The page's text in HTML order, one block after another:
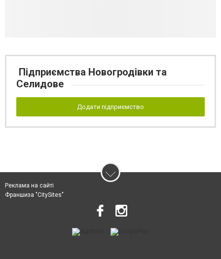
Підприємства Новогродівки та
Селидове
Додати підприємство
Реклама на сайті
Франшиза "CitySites"